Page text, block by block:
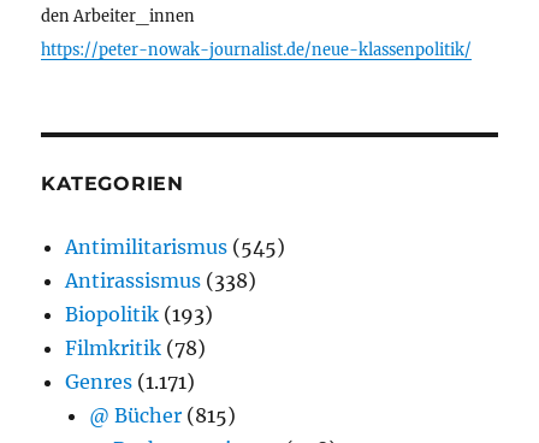
den Arbeiter_innen
https://peter-nowak-journalist.de/neue-klassenpolitik/
KATEGORIEN
Antimilitarismus (545)
Antirassismus (338)
Biopolitik (193)
Filmkritik (78)
Genres (1.171)
@ Bücher (815)